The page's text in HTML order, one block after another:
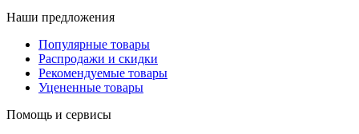
Наши предложения
Популярные товары
Распродажи и скидки
Рекомендуемые товары
Уцененные товары
Помощь и сервисы